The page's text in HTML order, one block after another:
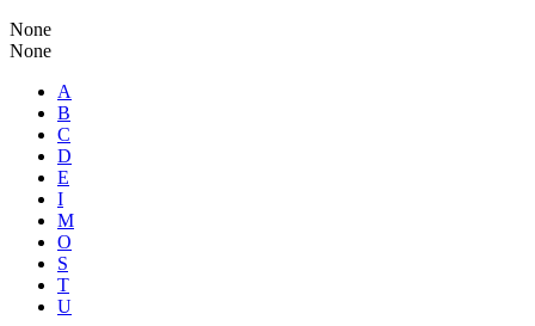
None
None
A
B
C
D
E
I
M
O
S
T
U